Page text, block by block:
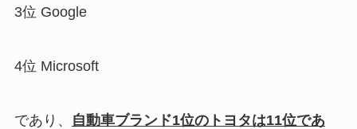
3位 Google
4位 Microsoft
であり、
自動車ブランド1位のトヨタは11位であ